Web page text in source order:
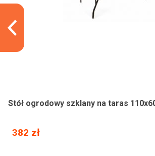
Stół ogrodowy szklany na taras
382 zł